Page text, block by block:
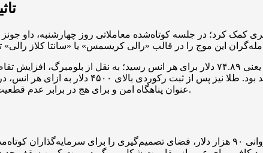
در بازار کالاها، نقره در اواخر هفته به بالاترین سطح تاریخ خود یعنی ۷۴.۸۹ دلار
عنوان پناهگاه امن و برای هج در برابر عدم قطعیت‌های ژئوپلیتیک و تغییر انتظارات نرخ بهره وارد بازار فلزات شده است.
ترکیب نقدینگی پایین و قرارگیری قیمت بیت کوین زیر مقاومت روانی ۹۰ هزار دلار، فضای